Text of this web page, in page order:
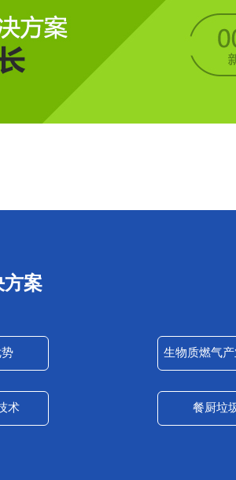
方案
术
生物质燃气
餐厨垃